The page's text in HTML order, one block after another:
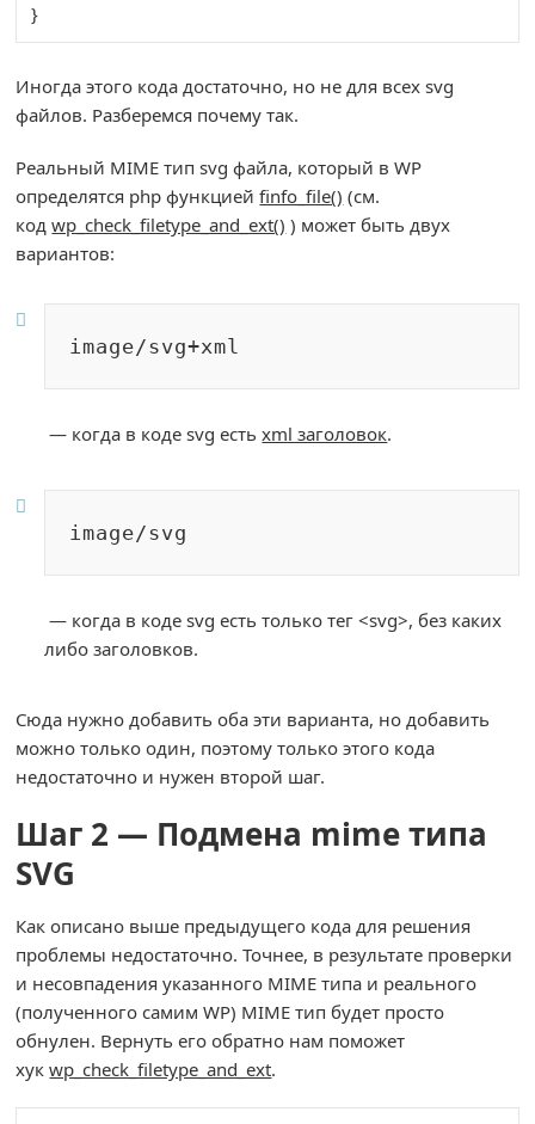
}
Иногда этого кода достаточно, но не для всех svg
файлов. Разберемся почему так.
Реальный MIME тип svg файла, который в WP
определятся php функциейfinfo_file() (см.
кодwp_check_filetype_and_ext() ) может быть двух
вариантов:
image/svg+xml
— когда в коде svg естьxml заголовок.
image/svg
— когда в коде svg есть только тег<svg>, без каких
либо заголовков.
Сюда нужно добавить оба эти варианта, но добавить
можно только один, поэтому только этого кода
недостаточно и нужен второй шаг.
Шаг 2 — Подмена mime типа
SVG
Как описано выше предыдущего кода для решения
проблемы недостаточно. Точнее, в результате проверки
и несовпадения указанного MIME типа и реального
(полученного самим WP) MIME тип будет просто
обнулен. Вернуть его обратно нам поможет
хукwp_check_filetype_and_ext.